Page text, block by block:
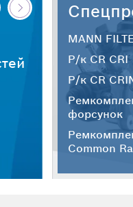
MANN
Р/к CR CRI
Р/к CR
форсунок
Common